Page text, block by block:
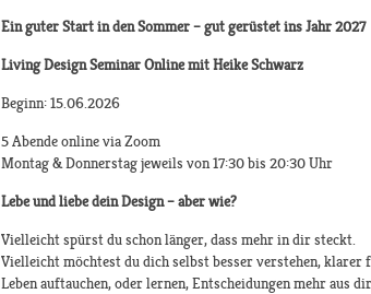
Ein guter Start in den Sommer – gut gerüstet ins Jahr 2027
Living Design Seminar Online mit Heike Schwarz
Beginn: 15.06.2026
5 Abende online via Zoom
Montag & Donnerstag jeweils von 17:30 bis 20:30 Uhr
Lebe und liebe dein Design – aber wie?
Vielleicht spürst du schon länger, dass mehr in dir steckt.
Vielleicht möchtest du dich selbst besser verstehen,
Leben auftauchen, oder lernen, Entscheidungen mehr aus